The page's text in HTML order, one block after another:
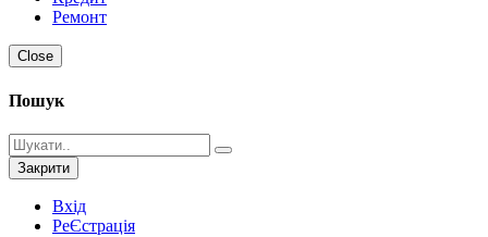
Ремонт
Close
Пошук
Закрити
Вхід
РеЄстрація